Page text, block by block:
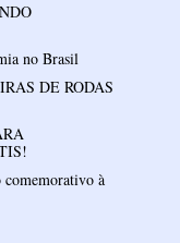
no Brasil
DE RODAS
comemorativo à